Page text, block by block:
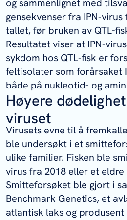
og sammenlignet med
gensekvenser fra IPN-
tallet, før bruken av QTL-
Resultatet viser at IPN-
sykdom hos QTL-fisk er
feltisolater som forårsaket
både på nukleotid- og
Høyere
viruset
Virusets evne til å
ble undersøkt i et
ulike familier. Fisken ble
virus fra 2018 eller et eldre
Smitteforsøket ble gjort i
Benchmark Genetics, et
atlantisk laks og produsent